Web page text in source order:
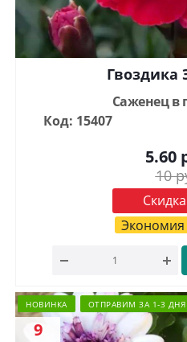
Гвоздика
Саженец в
Код: 15407
5.60
10
Экономия
НОВИНКА ОТПРАВИМ ЗА 1-3 ДНЯ
9